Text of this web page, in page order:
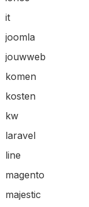
it
joomla
jouwweb
komen
kosten
kw
laravel
line
magento
majestic